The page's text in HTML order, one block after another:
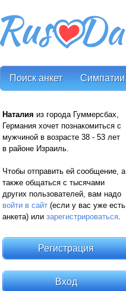
Поиск анкет Симпатии
Наталия из города Гуммерсбах,
Германия хочет познакомиться с
мужчиной в возрасте 38 - 53 лет
в районе Израиль.
Чтобы отправить ей сообщение, а
также общаться с тысячами
других пользователей, вам надо
войти в сайт (если у вас уже есть
анкета) или зарегистрироваться.